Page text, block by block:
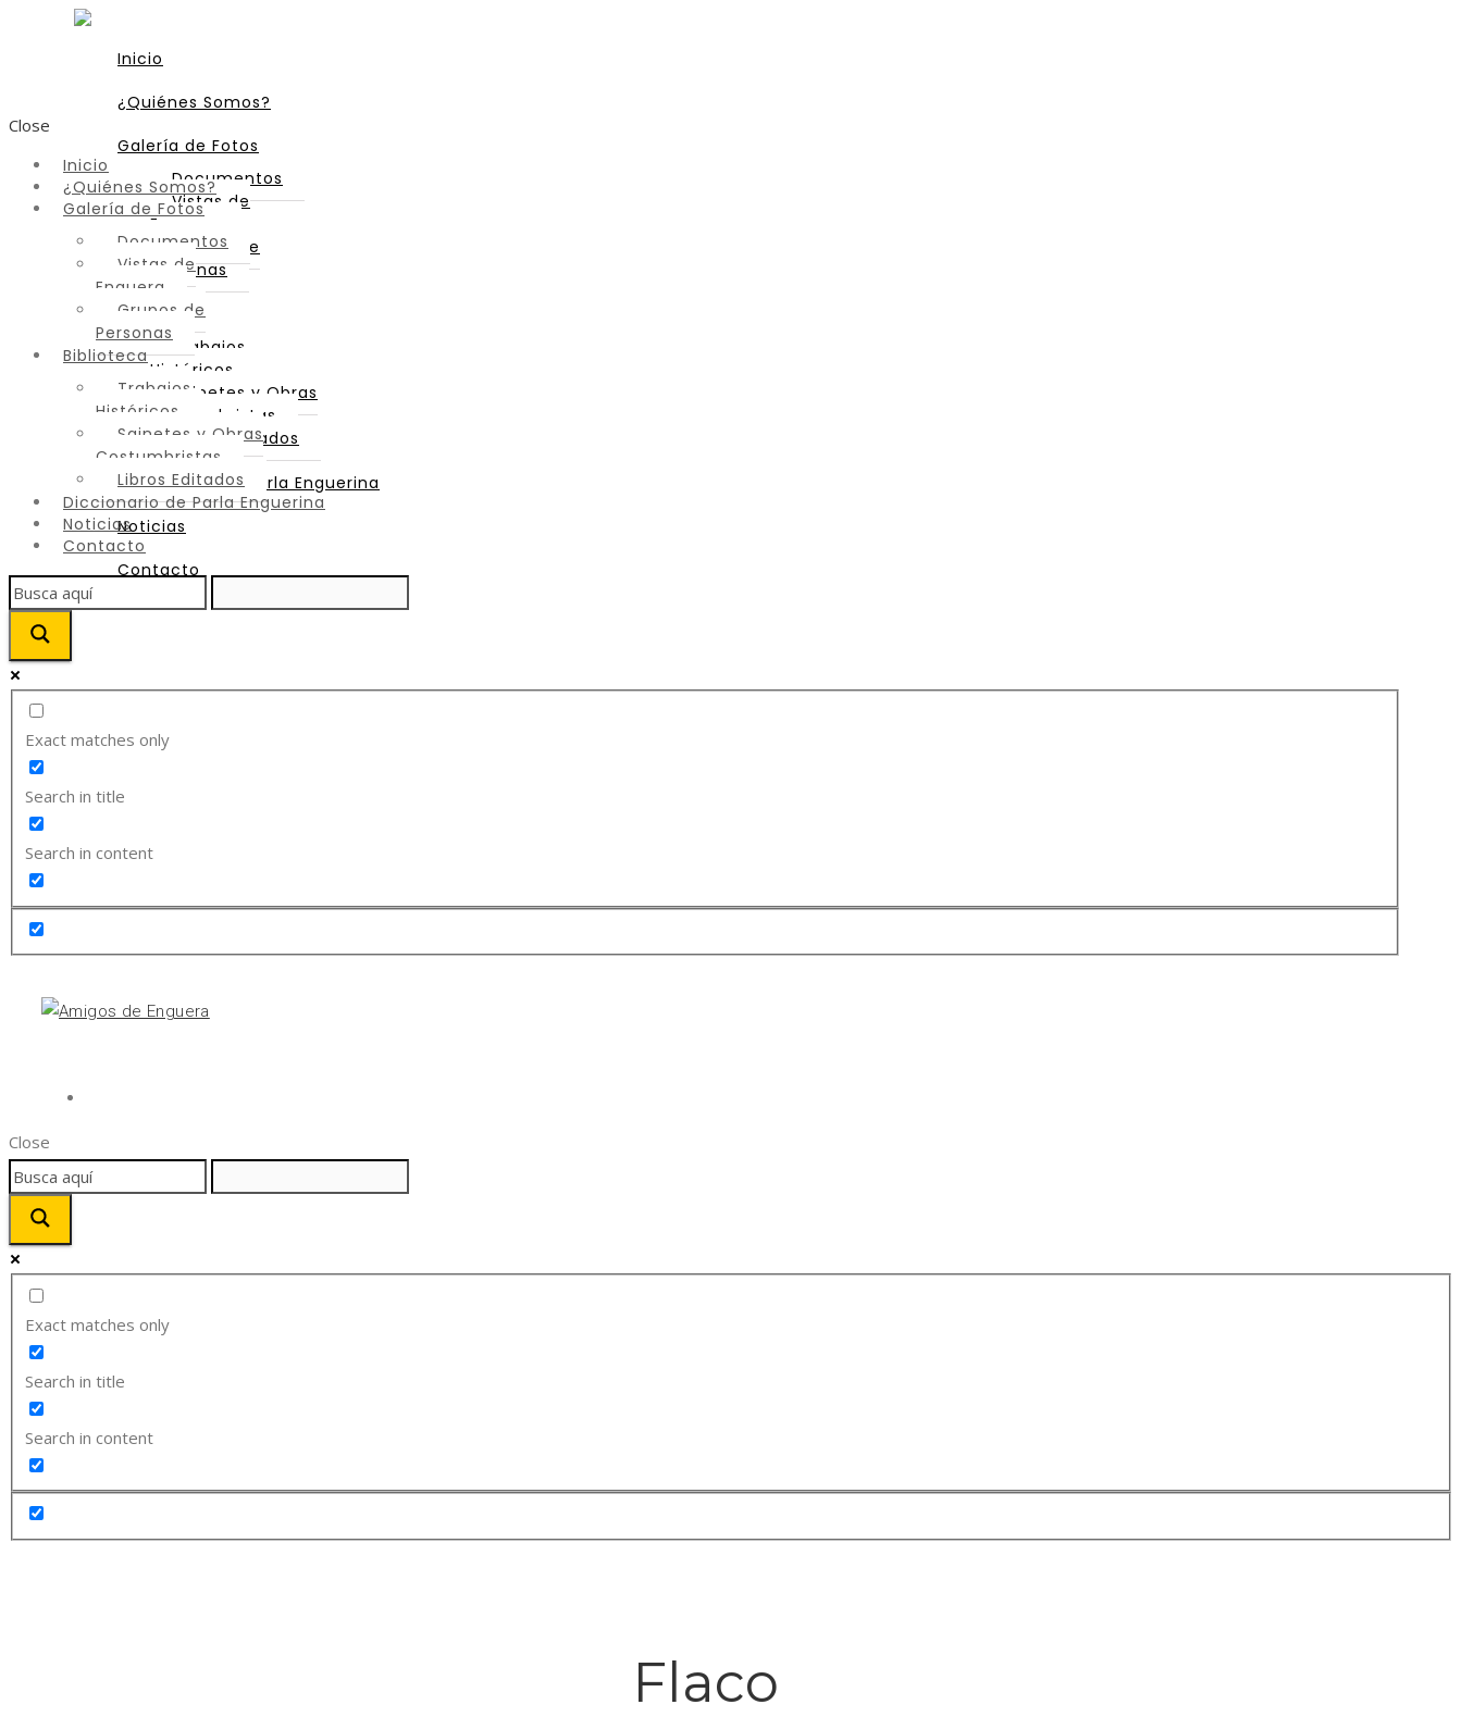
Inicio
¿Quiénes Somos?
Galería de Fotos
Documentos
Vistas de
Enguera
Grupos de
Personas
Biblioteca
Trabajos
Históricos
Sainetes y Obras
Costumbristas
Libros Editados
Diccionario de Parla Enguerina
Noticias
Contacto
Close
Inicio
¿Quiénes Somos?
Galería de Fotos
Documentos
Vistas de
Enguera
Grupos de
Personas
Biblioteca
Trabajos
Históricos
Sainetes y Obras
Costumbristas
Libros Editados
Diccionario de Parla Enguerina
Noticias
Contacto
Exact matches only
Search in title
Search in content
Close
Exact matches only
Search in title
Search in content
Flaco